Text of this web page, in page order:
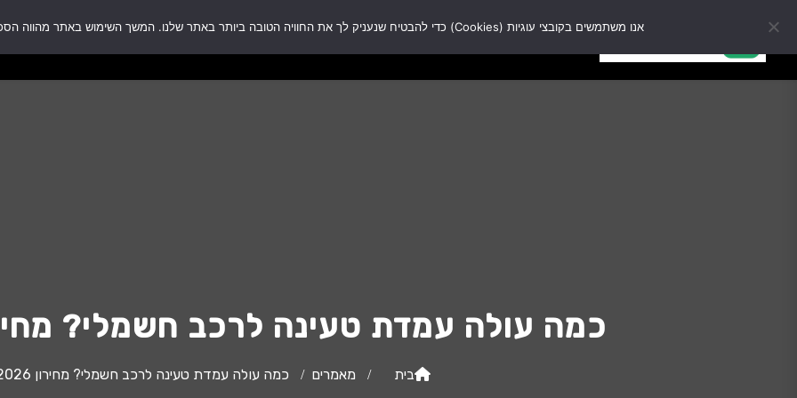
כמה עולה עמדת טעינה לרכב חשמלי? מחירון 2026
בית מאמרים כמה עולה עמדת טעינה לרכב חשמלי? מחירון 2026 מלא
אנו משתמשים בקובצי עוגיות (Cookies) כדי להבטיח שנעניק לך את החוויה הטובה ביותר באתר שלנו. המשך השימוש באתר מהווה הסכמה לשימוש זה.